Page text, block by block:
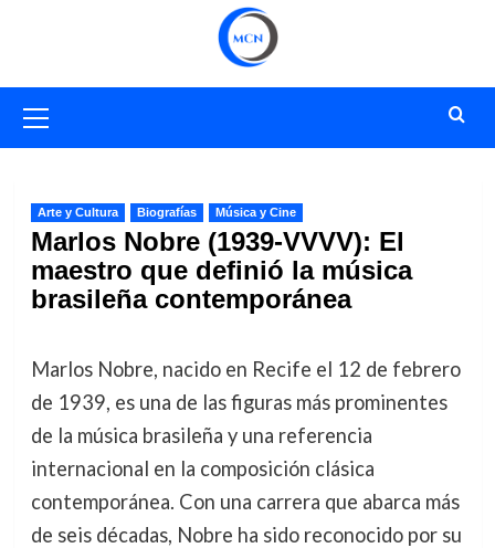
primario
Arte y Cultura Biografías Música y Cine
Marlos Nobre (1939-VVVV): El
maestro que definió la música
brasileña contemporánea
Marlos Nobre, nacido en Recife el 12 de febrero
de 1939, es una de las figuras más prominentes
de la música brasileña y una referencia
internacional en la composición clásica
contemporánea. Con una carrera que abarca más
de seis décadas, Nobre ha sido reconocido por su